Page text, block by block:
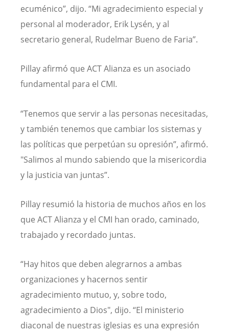
ecuménico”, dijo. “Mi agradecimiento especial y
personal al moderador, Erik Lysén, y al
secretario general, Rudelmar Bueno de Faria”.
Pillay afirmó que ACT Alianza es un asociado
fundamental para el CMI.
“Tenemos que servir a las personas necesitadas,
y también tenemos que cambiar los sistemas y
las políticas que perpetúan su opresión”, afirmó.
"Salimos al mundo sabiendo que la misericordia
y la justicia van juntas”.
Pillay resumió la historia de muchos años en los
que ACT Alianza y el CMI han orado, caminado,
trabajado y recordado juntas.
“Hay hitos que deben alegrarnos a ambas
organizaciones y hacernos sentir
agradecimiento mutuo, y, sobre todo,
agradecimiento a Dios", dijo. “El ministerio
diaconal de nuestras iglesias es una expresión